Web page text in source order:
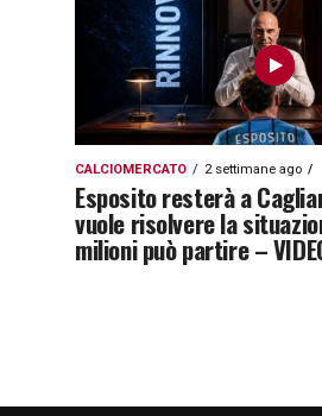
CALCIOMERCATO 2 settimane ago
Esposito resterà a
vuole risolvere la
milioni può partire –